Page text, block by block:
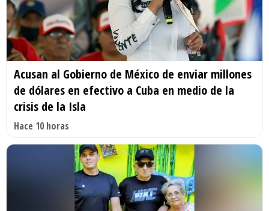
Acusan al Gobierno de México de enviar millones
de dólares en efectivo a Cuba en medio de la
crisis de la Isla
Hace 10 horas